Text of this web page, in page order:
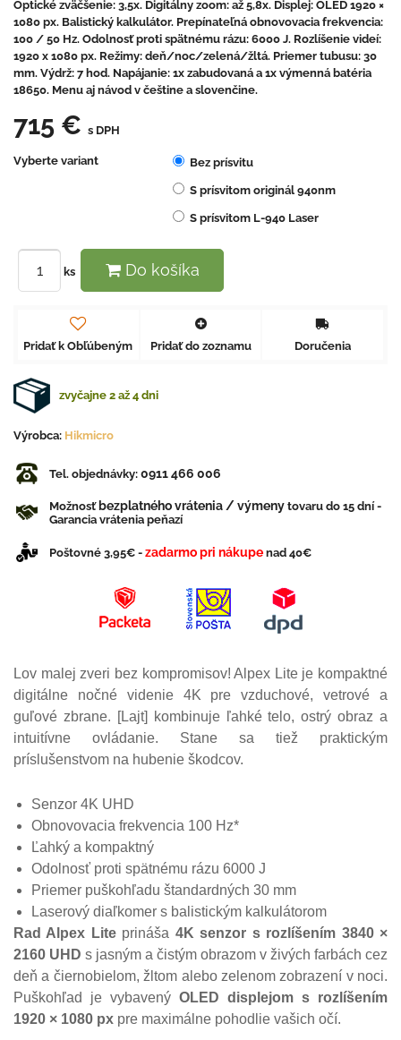
Optické zväčšenie: 3,5x. Digitálny zoom: až 5,8x. Displej: OLED 1920 ×
1080 px. Balistický kalkulátor. Prepínateľná obnovovacia frekvencia:
100 / 50 Hz. Odolnosť proti spätnému rázu: 6000 J. Rozlíšenie videí:
1920 x 1080 px. Režimy: deň/noc/zelená/žltá. Priemer tubusu: 30
mm. Výdrž: 7 hod. Napájanie: 1x zabudovaná a 1x výmenná batéria
18650. Menu aj návod v češtine a slovenčine.
715 € s DPH
Vyberte variant Bez prísvitu
S prísvitom originál 940nm
S prísvitom L-940 Laser
ks Do košíka
Pridať k Obľúbeným Pridať do zoznamu Doručenia
zvyčajne 2 až 4 dni
Výrobca: Hikmicro
Tel. objednávky: 0911 466 006
Možnosťbezplatného vrátenia / výmeny tovaru do 15 dní -
Garancia vrátenia peňazí
Poštovné 3,95€ - zadarmo pri nákupe nad 40€
Lov malej zveri bez kompromisov! Alpex Lite je kompaktné
digitálne nočné videnie 4K pre vzduchové, vetrové a
guľové zbrane. [Lajt] kombinuje ľahké telo, ostrý obraz a
intuitívne ovládanie. Stane sa tiež praktickým
príslušenstvom na hubenie škodcov.
Senzor 4K UHD
Obnovovacia frekvencia 100 Hz*
Ľahký a kompaktný
Odolnosť proti spätnému rázu 6000 J
Priemer puškohľadu štandardných 30 mm
Laserový diaľkomer s balistickým kalkulátorom
Rad Alpex Liteprináša 4K senzor s rozlíšením 3840 ×
2160 UHD s jasným a čistým obrazom v živých farbách cez
deň a čiernobielom, žltom alebo zelenom zobrazení v noci.
Puškohľad je vybavený OLED displejom s rozlíšením
1920 × 1080 px pre maximálne pohodlie vašich očí.